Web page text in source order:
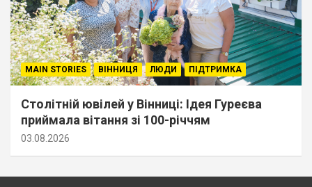
MAIN STORIES ВІННИЦЯ ЛЮДИ ПІДТРИМКА
Столітній ювілей у Вінниці: Ідея Гуреєва
приймала вітання зі 100-річчям
03.08.2026